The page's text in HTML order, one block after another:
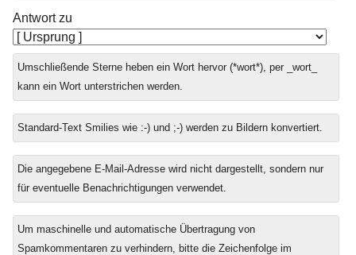
Antwort zu
Umschließende Sterne heben ein Wort hervor (*wort*), per _wort_
kann ein Wort unterstrichen werden.
Standard-Text Smilies wie :-) und ;-) werden zu Bildern konvertiert.
Die angegebene E-Mail-Adresse wird nicht dargestellt, sondern nur
für eventuelle Benachrichtigungen verwendet.
Um maschinelle und automatische Übertragung von
Spamkommentaren zu verhindern, bitte die Zeichenfolge im